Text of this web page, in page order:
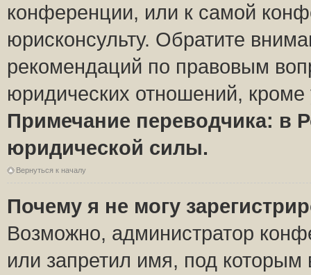
конференции, или к самой
юрисконсульту. Обратите
рекомендаций по правовым
юридических отношений,
Примечание переводчика: в
юридической силы.
Вернуться к началу
Почему я не могу
Возможно, администратор
или запретил имя, под которым